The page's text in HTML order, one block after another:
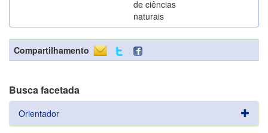
de ciências
naturais
Compartilhamento
Busca facetada
Orientador